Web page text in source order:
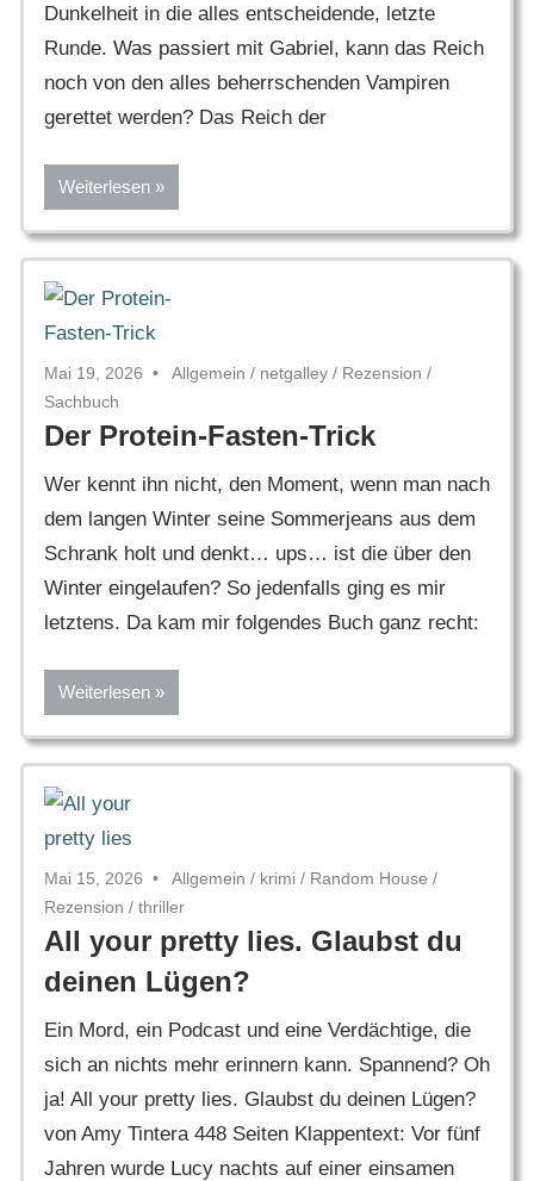
Dunkelheit in die alles entscheidende, letzte
Runde. Was passiert mit Gabriel, kann das Reich
noch von den alles beherrschenden Vampiren
gerettet werden? Das Reich der
Weiterlesen
Mai 19, 2026 Allgemein / netgalley / Rezension /
Sachbuch
Der Protein-Fasten-Trick
Wer kennt ihn nicht, den Moment, wenn man nach
dem langen Winter seine Sommerjeans aus dem
Schrank holt und denkt… ups… ist die über den
Winter eingelaufen? So jedenfalls ging es mir
letztens. Da kam mir folgendes Buch ganz recht:
Weiterlesen
Mai 15, 2026 Allgemein / krimi / Random House /
Rezension / thriller
All your pretty lies. Glaubst du
deinen Lügen?
Ein Mord, ein Podcast und eine Verdächtige, die
sich an nichts mehr erinnern kann. Spannend? Oh
ja! All your pretty lies. Glaubst du deinen Lügen?
von Amy Tintera 448 Seiten Klappentext: Vor fünf
Jahren wurde Lucy nachts auf einer einsamen